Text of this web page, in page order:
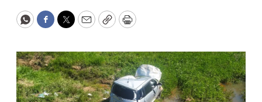
WhatsApp
Facebook
Twitter
EmailCopyPrint